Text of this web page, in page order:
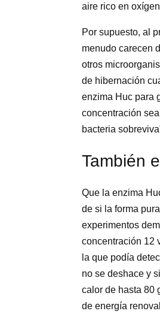
aire rico en
Por supuesto, al
menudo carecen
otros
de hibernación
enzima Huc para
concentración
bacteria
También
Que la enzima
de si la forma
experimentos
concentración 12
la que podía
no se deshace y
calor de hasta 80
de energía